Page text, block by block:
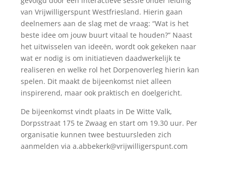
van Vrijwilligerspunt Westfriesland. Hierin gaan
deelnemers aan de slag met de vraag: “Wat is het
beste idee om jouw buurt vitaal te houden?” Naast
het uitwisselen van ideeën, wordt ook gekeken naar
wat er nodig is om initiatieven daadwerkelijk te
realiseren en welke rol het Dorpenoverleg hierin kan
spelen. Dit maakt de bijeenkomst niet alleen
inspirerend, maar ook praktisch en doelgericht.
De bijeenkomst vindt plaats in De Witte Valk,
Dorpsstraat 175 te Zwaag en start om 19.30 uur. Per
organisatie kunnen twee bestuursleden zich
aanmelden via a.abbekerk@vrijwilligerspunt.com